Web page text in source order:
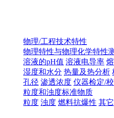
物理/工程技术特性
物理特性与物理化学特性
溶液的pH值 溶液电导率
湿度和水分 热量及热分析
孔径 渗透浓度 仪器检定/
粒度和浊度标准物质
粒度 浊度 燃料抗爆性 其它